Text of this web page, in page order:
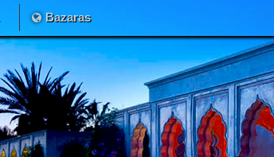
Bazaras